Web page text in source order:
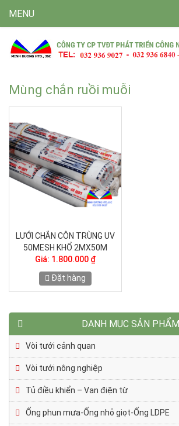
MENU
Mùng chắn ruồi muỗi
LƯỚI CHẮN CÔN TRÙNG UV
50MESH KHỔ 2MX50M
Giá: 1.800.000 ₫
Đặt hàng
DANH MỤC SẢN PHẨM
Vòi tưới cảnh quan
Vòi tưới nông nghiệp
Tủ điều khiển – Van điện từ
Ống phun mưa-Ống nhỏ giọt-Ống LDPE